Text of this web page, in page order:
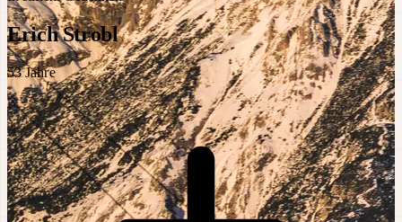
Erich Strobl
53Jahre